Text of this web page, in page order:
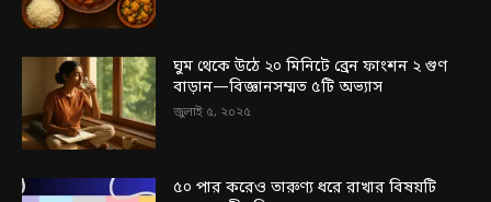
ঘুম থেকে উঠে ২০ মিনিটে ব্রেন ফাংশন ২ গুণ
বাড়ান—বিজ্ঞানসম্মত ৫টি অভ্যাস
জুলাই ৫, ২০২৫
৫০ পার করেও তারুণ্য ধরে রাখার বিষয়টি